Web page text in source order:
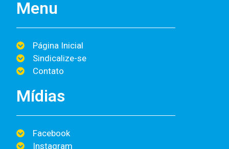
Menu
Página Inicial
Sindicalize-se
Contato
Mídias
Facebook
Instagram